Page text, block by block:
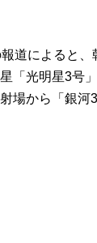
道によると
「光明星3号
場から「銀河